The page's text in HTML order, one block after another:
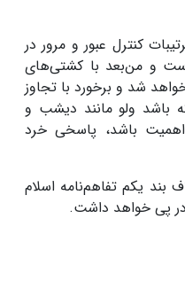
کنترل عبور و مرور در
و من‌بعد با کشتی‌های
شد و برخورد با تجاوز
باشد ولو مانند دیشب و
باشد، پاسخی خرد
یکم تفاهم‌نامه اسلام
پی خواهد داشت.